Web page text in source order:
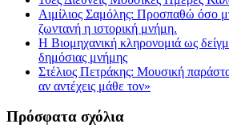
Αιμίλιος Σαμόλης: Προσπαθώ όσο
ζωντανή η ιστορική μνήμη.
Η Βιομηχανική κληρονομιά ως
δημόσιας μνήμης
Στέλιος Πετράκης: Μουσική
αν αντέχεις μάθε τον»
Πρόσφατα σχόλια